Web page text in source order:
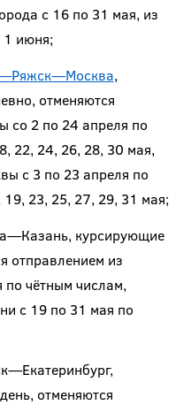
с 16 по 31 мая, из
июня;
,
отменяются
со 2 по 24 апреля по
22, 24, 26, 28, 30 мая,
с 3 по 23 апреля по
23, 25, 27, 29, 31 мая;
курсирующие
отправлением из
чётным числам,
с 19 по 31 мая по
отменяются